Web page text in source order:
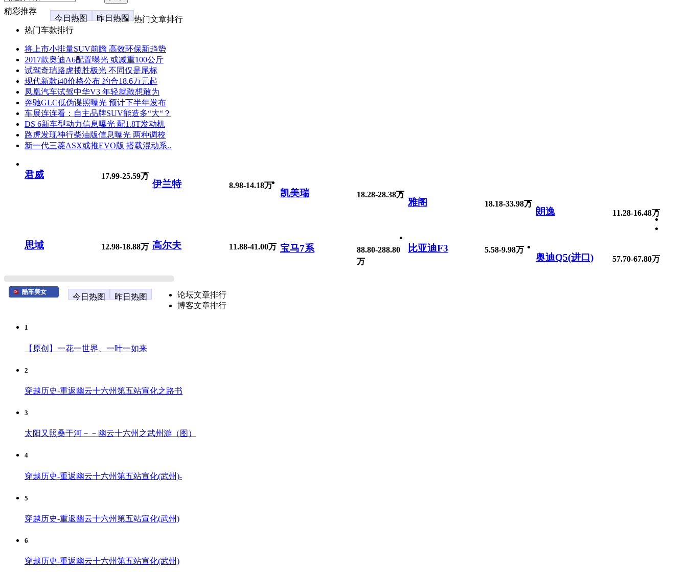
精彩推荐
今日热图
昨日热图
热门文章排行
热门车款排行
将上市小排量SUV前瞻 高效环保新趋势
2017款奥迪A6配置曝光 或减重100公斤
试驾奇瑞路虎揽胜极光 不同仅是尾标
现代新款i40价格公布 约合18.6万元起
凤凰汽车试驾中华V3 年轻就敢想敢为
奔驰GLC低伪谍照曝光 预计下半年发布
车展连连看：自主品牌SUV能造多“大“？
DS 6新车型动力信息曝光 配1.8T发动机
路虎发现神行柴油版信息曝光 两种调校
新一代三菱ASX或推EVO版 搭载混动系..
君威 17.99-25.59万
伊兰特 8.98-14.18万
凯美瑞 18.28-28.38万
雅阁 18.18-33.98万
朗逸 11.28-16.48万
思域 12.98-18.88万 高尔夫 11.88-41.00万 宝马7系
88.80-288.80
万
比亚迪F3 5.58-9.98万
奥迪Q5(进口) 57.70-67.80万
酷车美女
今日热图 昨日热图
论坛文章排行
博客文章排行
1
【原创】一花一世界、一叶一如来
2
穿越历史-重返幽云十六州第五站宣化之路书
3
太阳又照桑干河－－幽云十六州之武州游（图）
4
穿越历史-重返幽云十六州第五站宣化(武州)-
5
穿越历史-重返幽云十六州第五站宣化(武州)
6
穿越历史-重返幽云十六州第五站宣化(武州)